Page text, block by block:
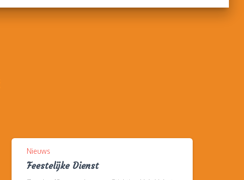
Nieuws
Feestelijke Dienst